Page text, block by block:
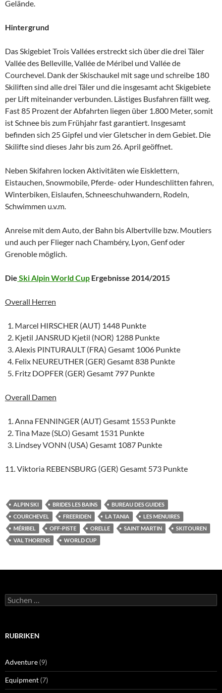
Gelände.
Hintergrund
Das Skigebiet Trois Vallées erstreckt sich über die drei Täler
Vallée des Belleville, Vallée de Méribel und Vallée de
Courchevel. Dank der Skischaukel mit sage und schreibe 180
Skiliften sind alle drei Täler und die insgesamt acht Skigebiete
per Lift miteinander verbunden. Lästiges Busfahren fällt weg.
Fast 85 Prozent der Abfahrten liegen über 1.800 Meter, somit
ist Schnee bis zum Frühjahr fast garantiert. Insgesamt
befinden sich 25 Gipfel und vier Gletscher in dem Gebiet. Die
Skilifte sind dieses Jahr bis zum 26. April geöffnet.
Neben Skifahren locken Aktivitäten wie Eisklettern,
Eistauchen, Snowmobile, Pferde- oder Hundeschlitten fahren,
Winterbiken, Eislaufen, Schneeschuhwandern, Rodeln,
Schwimmen u.v.m.
Anreise mit dem Auto, der Bahn bis Albertville bzw. Moutiers
und auch per Flieger nach Chambéry, Lyon, Genf oder
Grenoble möglich.
Die Ski Alpin World Cup Ergebnisse 2014/2015
Overall Herren
Marcel HIRSCHER (AUT) 1448 Punkte
Kjetil JANSRUD Kjetil (NOR) 1288 Punkte
Alexis PINTURAULT (FRA) Gesamt 1006 Punkte
Felix NEUREUTHER (GER) Gesamt 838 Punkte
Fritz DOPFER (GER) Gesamt 797 Punkte
Overall Damen
Anna FENNINGER (AUT) Gesamt 1553 Punkte
Tina Maze (SLO) Gesamt 1531 Punkte
Lindsey VONN (USA) Gesamt 1087 Punkte
11. Viktoria REBENSBURG (GER) Gesamt 573 Punkte
ALPIN SKI BRIDES LES BAINS
BUREAU DES GUIDES
COURCHEVEL
FREERIDEN LA TANIA
LES MENUIRES
MÉRIBEL
OFF-PISTE ORELLE SAINT MARTIN
SKITOUREN
VAL THORENS
WORLD CUP
Suchen
nach:
RUBRIKEN
Adventure (9)
Equipment (7)